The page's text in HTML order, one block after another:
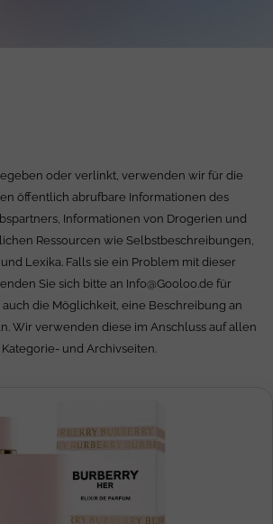
oder verlinkt, verwenden wir für die
öffentlich abrufbare Informationen des
Informationen von Drogerien und
Ressourcen wie Selbstbeschreibungen,
Lexika. Falls sie ein Problem mit dieser
Sie sich bitte an Info@Gooloo.de für
die Möglichkeit, eine Beschreibung an
Wir verwenden diese im Anschluss auf allen
und Archivseiten.